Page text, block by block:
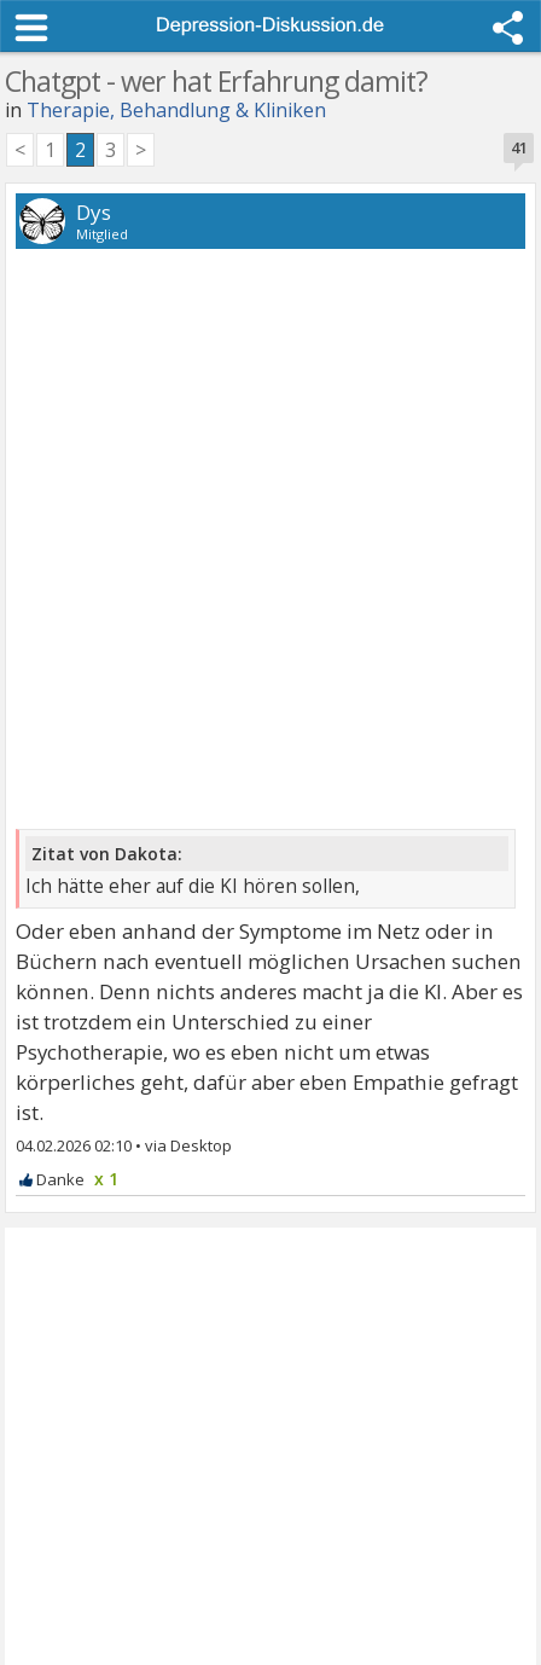
Chatgpt - wer hat Erfahrung damit?
in Therapie, Behandlung & Kliniken
41
< 1 2 3 >
Dys
Mitglied
Zitat von Dakota:
Ich hätte eher auf die KI hören sollen,
Oder eben anhand der Symptome im Netz oder in
Büchern nach eventuell möglichen Ursachen suchen
können. Denn nichts anderes macht ja die KI. Aber es
ist trotzdem ein Unterschied zu einer
Psychotherapie, wo es eben nicht um etwas
körperliches geht, dafür aber eben Empathie gefragt
ist.
04.02.2026 02:10 •
x 1